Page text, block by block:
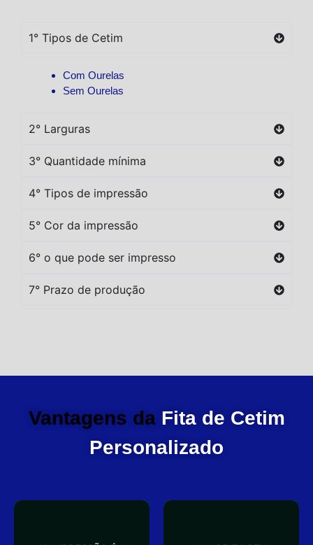
1° Tipos de Cetim
Com Ourelas
Sem Ourelas
2° Larguras
3° Quantidade mínima
4° Tipos de impressão
5° Cor da impressão
6° o que pode ser impresso
7° Prazo de produção
Vantagens da Fita de Cetim
Personalizado